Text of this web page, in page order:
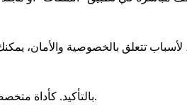
بالتأكيد. كأداة متخصصة، يتيح لك حفظ الصور بجودة عالية من أي سلايدشو عام.